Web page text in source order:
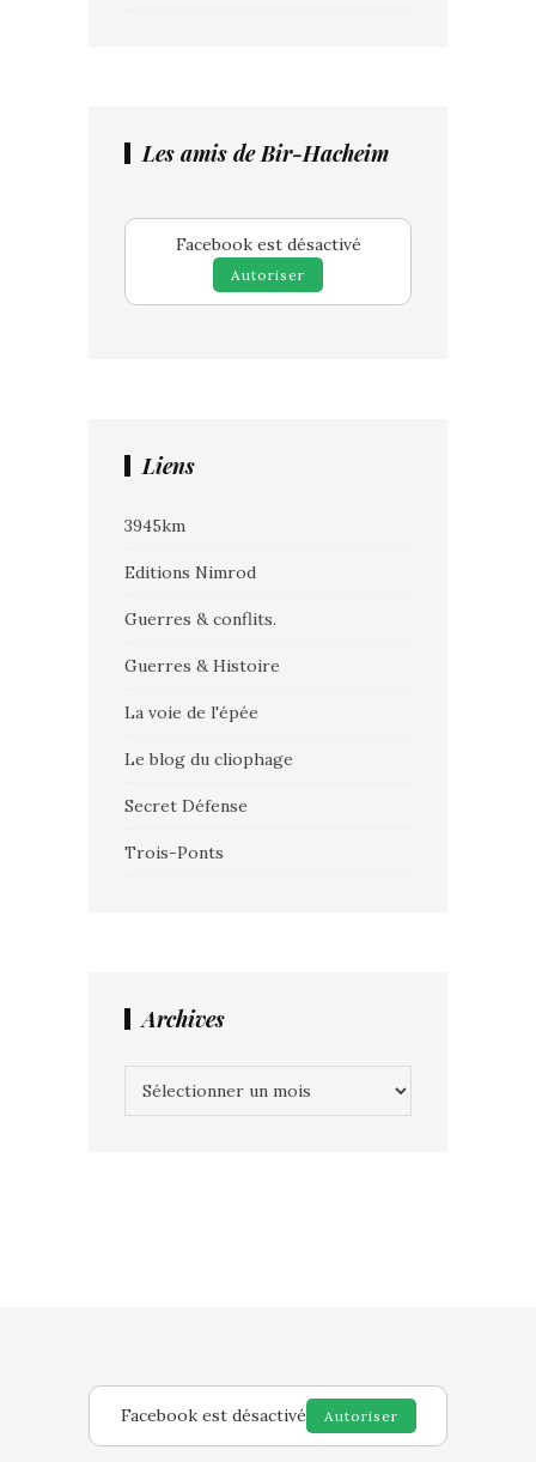
Les amis de Bir-Hacheim
Facebook est désactivé
Autoriser
Liens
3945km
Editions Nimrod
Guerres & conflits.
Guerres & Histoire
La voie de l'épée
Le blog du cliophage
Secret Défense
Trois-Ponts
Archives
Facebook est désactivé Autoriser